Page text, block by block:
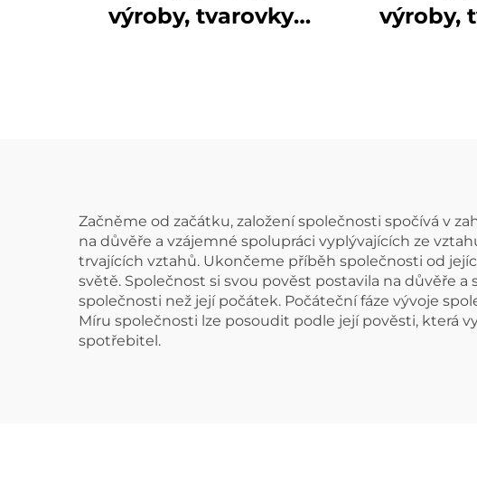
výroby, tvarovky
výroby,
Začněme od začátku, založení společnosti spočívá v
na důvěře a vzájemné spolupráci vyplývajících ze
trvajících vztahů. Ukončeme příběh společnosti od
světě. Společnost si svou pověst postavila na důvěře
společnosti než její počátek. Počáteční fáze vývoje
Míru společnosti lze posoudit podle její pověsti, která
spotřebitel.